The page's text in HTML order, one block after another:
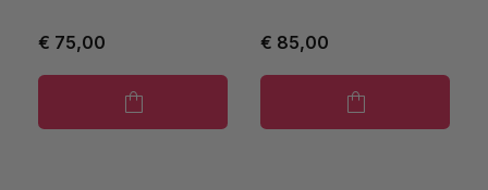
€ 75,00 € 85,00